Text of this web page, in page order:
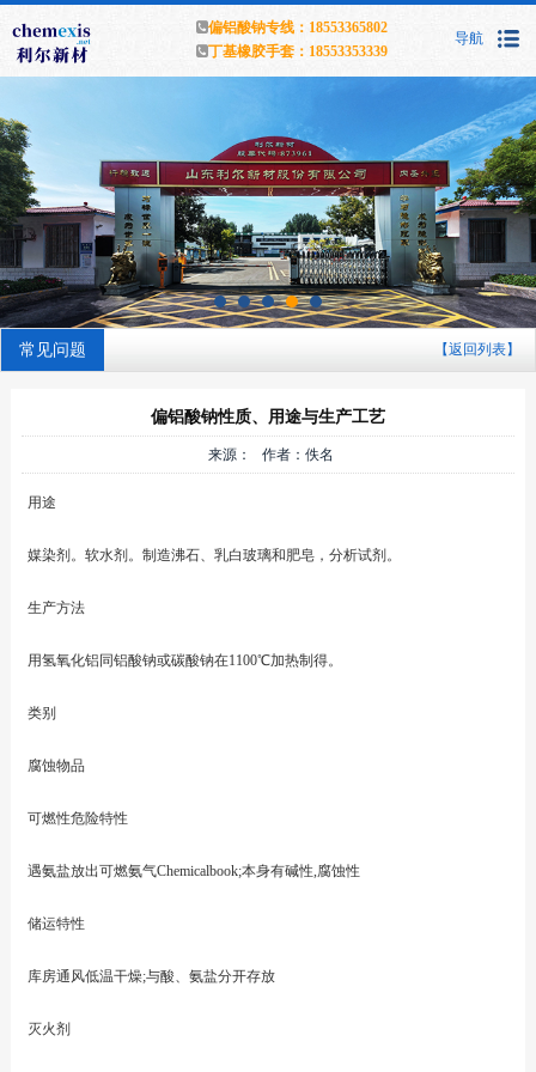
导航
偏铝酸钠专线：18553365802
丁基橡胶手套：18553353339
常见问题 【返回列表】
偏铝酸钠性质、用途与生产工艺
来源： 作者：佚名
用途
媒染剂。软水剂。制造沸石、乳白玻璃和肥皂，分析试剂。
生产方法
用氢氧化铝同铝酸钠或碳酸钠在1100℃加热制得。
类别
腐蚀物品
可燃性危险特性
遇氨盐放出可燃氨气Chemicalbook;本身有碱性,腐蚀性
储运特性
库房通风低温干燥;与酸、氨盐分开存放
灭火剂